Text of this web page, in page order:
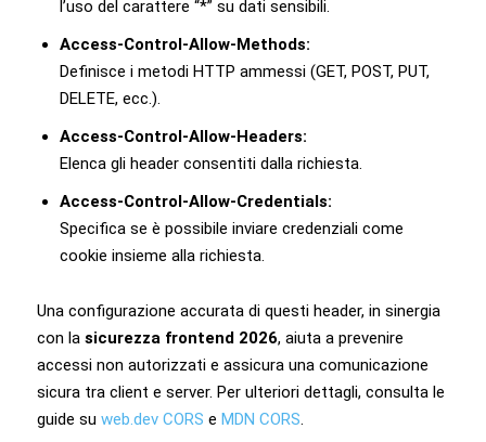
l’uso del carattere “*” su dati sensibili.
Access-Control-Allow-Methods:
Definisce i metodi HTTP ammessi (GET, POST, PUT,
DELETE, ecc.).
Access-Control-Allow-Headers:
Elenca gli header consentiti dalla richiesta.
Access-Control-Allow-Credentials:
Specifica se è possibile inviare credenziali come
cookie insieme alla richiesta.
Una configurazione accurata di questi header, in sinergia
con la sicurezza frontend 2026, aiuta a prevenire
accessi non autorizzati e assicura una comunicazione
sicura tra client e server. Per ulteriori dettagli, consulta le
guide su web.dev CORS e MDN CORS